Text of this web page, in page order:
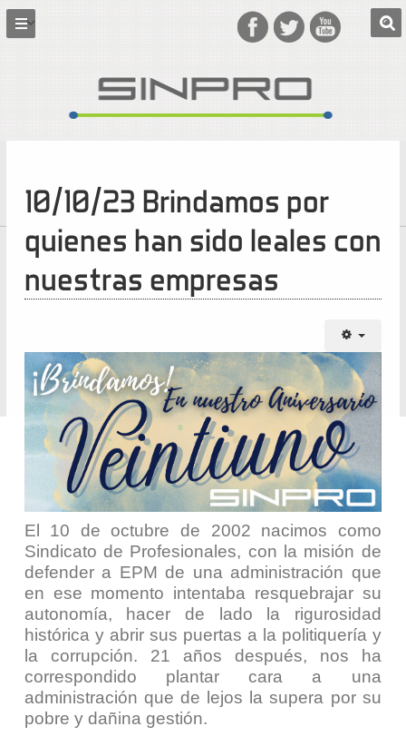
10/10/23 Brindamos por
quienes han sido leales con
nuestras empresas
El 10 de octubre de 2002 nacimos como
Sindicato de Profesionales, con la misión de
defender a EPM de una administración que
en ese momento intentaba resquebrajar su
autonomía, hacer de lado la rigurosidad
histórica y abrir sus puertas a la politiquería y
la corrupción. 21 años después, nos ha
correspondido plantar cara a una
administración que de lejos la supera por su
pobre y dañina gestión.